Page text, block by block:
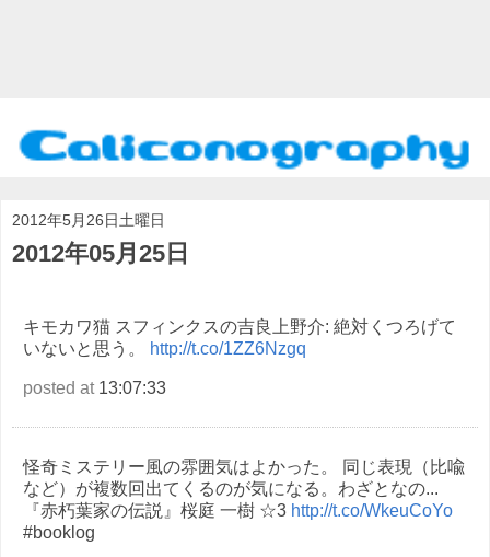
2012年5月26日土曜日
2012年05月25日
キモカワ猫 スフィンクスの吉良上野介: 絶対くつろげて
いないと思う。
http://t.co/1ZZ6Nzgq
posted at13:07:33
怪奇ミステリー風の雰囲気はよかった。 同じ表現（比喩
など）が複数回出てくるのが気になる。わざとなの...
『赤朽葉家の伝説』桜庭 一樹 ☆3 http://t.co/WkeuCoYo
#booklog